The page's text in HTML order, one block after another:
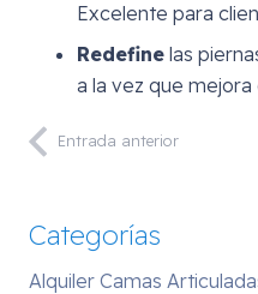
Excelente para
Redefine las
a la vez que mejora
Entrada anterior
Categorías
Alquiler Camas